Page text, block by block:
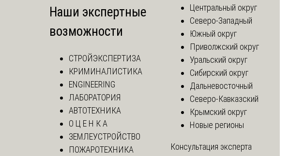
Наши экспертные
возможности
СТРОЙЭКСПЕРТИЗА
КРИМИНАЛИСТИКА
ENGINEERING
ЛАБОРАТОРИЯ
АВТОТЕХНИКА
О Ц Е Н К А
ЗЕМЛЕУСТРОЙСТВО
ПОЖАРОТЕХНИКА
Центральный округ
Северо-Западный
Южный округ
Приволжский округ
Уральский округ
Сибирский округ
Дальневосточный
Северо-Кавказский
Крымский округ
Новые регионы
Консультация эксперта